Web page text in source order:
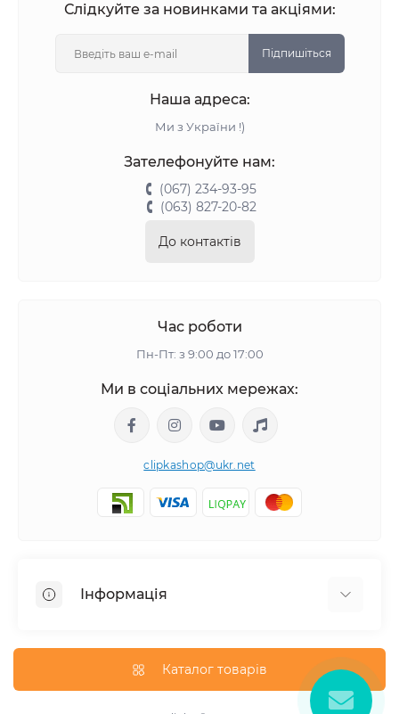
Слідкуйте за новинками та акціями:
Підпишіться
Наша адреса:
Ми з України !)
Зателефонуйте нам:
(067) 234-93-95
(063) 827-20-82
До контактів
Час роботи
Пн-Пт: з 9:00 до 17:00
Ми в соціальних мережах:
clipkashop@ukr.net
Інформація
Контакти
Каталог товарів